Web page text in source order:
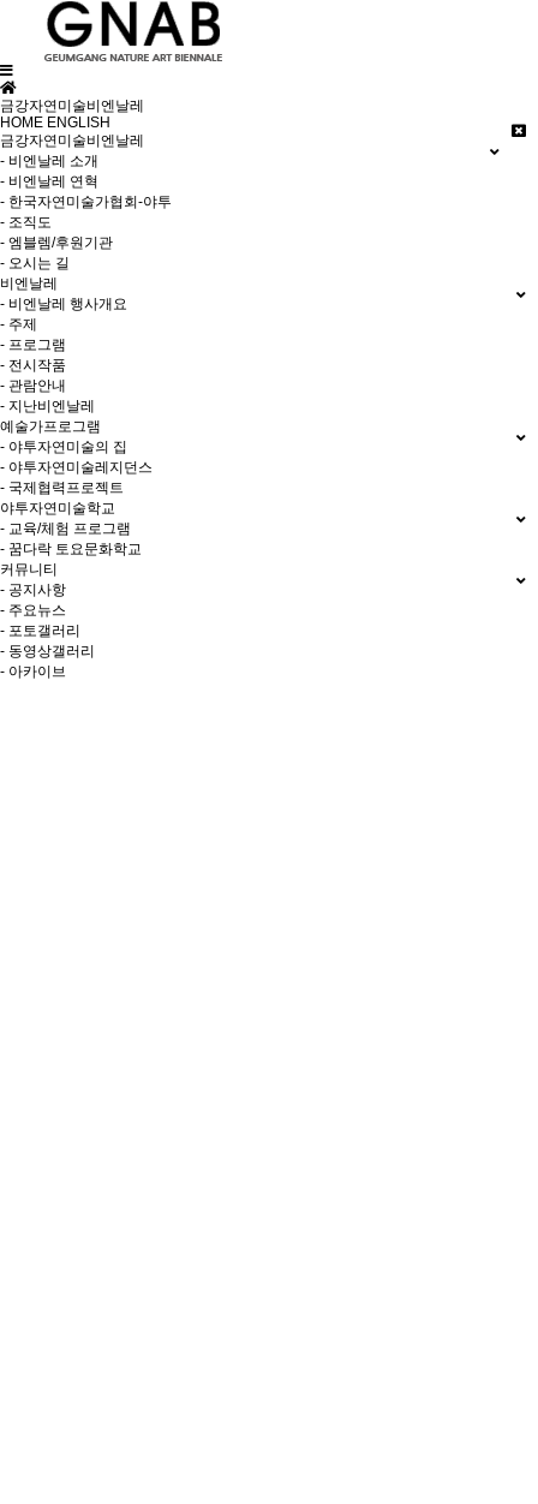
금강자연미술비엔날레
HOME ENGLISH
금강자연미술비엔날레
- 비엔날레 소개
- 비엔날레 연혁
- 한국자연미술가협회-야투
- 조직도
- 엠블렘/후원기관
- 오시는 길
비엔날레
- 비엔날레 행사개요
- 주제
- 프로그램
- 전시작품
- 관람안내
- 지난비엔날레
예술가프로그램
- 야투자연미술의 집
- 야투자연미술레지던스
- 국제협력프로젝트
야투자연미술학교
- 교육/체험 프로그램
- 꿈다락 토요문화학교
커뮤니티
- 공지사항
- 주요뉴스
- 포토갤러리
- 동영상갤러리
- 아카이브